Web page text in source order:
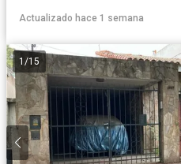
Actualizado hace 1 semana
1 /15